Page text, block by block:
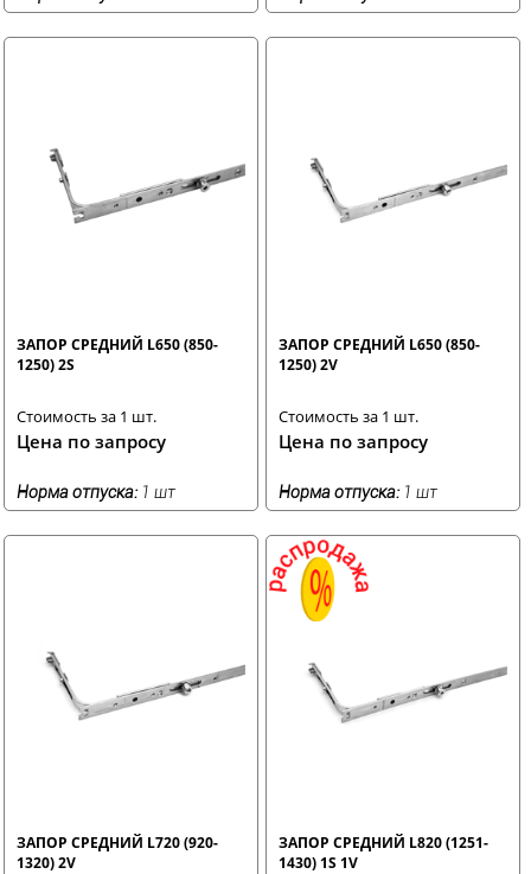
ЗАПОР СРЕДНИЙ L650 (850-
1250) 2S
Стоимость за 1 шт.
Цена по запросу
Норма отпуска: 1 шт
ЗАПОР СРЕДНИЙ L650 (850-
1250) 2V
Стоимость за 1 шт.
Цена по запросу
Норма отпуска: 1 шт
ЗАПОР СРЕДНИЙ L720 (920-
1320) 2V
ЗАПОР СРЕДНИЙ L820 (1251-
1430) 1S 1V